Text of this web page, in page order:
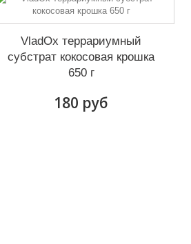
VladOx террариумный
субстрат кокосовая крошка
650 г
180 руб